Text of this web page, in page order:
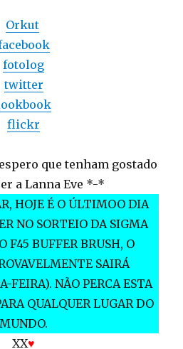
Orkut
fotolog
twitter
flickr
que tenham gostado
a Lanna Eve *-*
HOJE É O ÚLTIMOO DIA
NO SORTEIO DA SIGMA
F45 BUFFER BRUSH, O
SAIRÁ
FEIRA). NÃO PERCA ESTA
QUALQUER LUGAR DO
MUNDO.
XX♥